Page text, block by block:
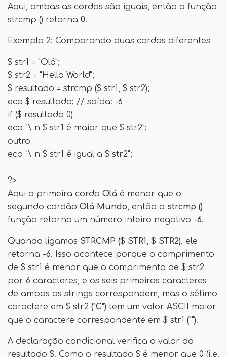
Aqui, ambas as cordas são iguais, então a função
strcmp () retorna 0.
Exemplo 2: Comparando duas cordas diferentes
$ str1 = "Olá";
$ str2 = "Hello World";
$ resultado = strcmp ($ str1, $ str2);
eco $ resultado; // saída: -6
if ($ resultado 0)
eco "\ n $ str1 é maior que $ str2";
outro
eco "\ n $ str1 é igual a $ str2";
?>
Aqui a primeira corda Olá é menor que o
segundo cordão Olá Mundo, então o strcmp ()
função retorna um número inteiro negativo -6.
Quando ligamos STRCMP ($ STR1, $ STR2), ele
retorna -6. Isso acontece porque o comprimento
de $ str1 é menor que o comprimento de $ str2
por 6 caracteres, e os seis primeiros caracteres
de ambas as strings correspondem, mas o sétimo
caractere em $ str2 ("C") tem um valor ASCII maior
que o caractere correspondente em $ str1 ("").
A declaração condicional verifica o valor do
resultado $. Como o resultado $ é menor que 0 (i.e.